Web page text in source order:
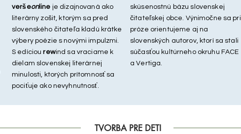
veršeonline je dizajnovaná ako
literárny zošit, ktorým sa pred
slovenského čitateľa kladú krátke
výbery poézie s novými impulzmi.
S edíciourewind sa vraciame k
dielam slovenskej literárnej
minulosti, ktorých prítomnosť sa
pociťuje ako nevyhnutnosť.
skúsenostnú bázu slovenskej
čitateľskej obce. Výnimočne sa pri
próze orientujeme aj na
slovenských autorov, ktorí sa stali
súčasťou kultúrneho okruhu FACE
a Vertiga.
TVORBA PRE DETI